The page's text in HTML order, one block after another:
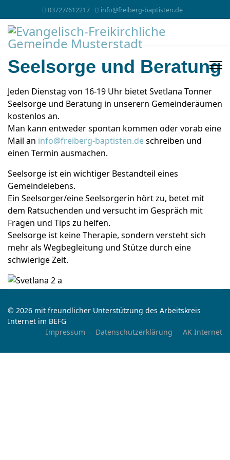
03727/612217 info@freiberg-baptisten.de
Seelsorge und Beratung
Jeden Dienstag von 16-19 Uhr bietet Svetlana Tonner
Seelsorge und Beratung in unserern Gemeinderäumen
kostenlos an.
Man kann entweder spontan kommen oder vorab eine
Mail an info@freiberg-baptisten.deschreiben und
einen Termin ausmachen.
Seelsorge ist ein wichtiger Bestandteil eines
Gemeindelebens.
Ein Seelsorger/eine Seelsorgerin hört zu, betet mit
dem Ratsuchenden und versucht im Gespräch mit
Fragen und Tips zu helfen.
Seelsorge ist keine Therapie, sondern versteht sich
mehr als Wegbegleitung und Stütze durch eine
schwierige Zeit.
© 2026 mit freundlicher Unterstützung des Arbeitskreis
Internet im BEFG
Impressum
Datenschutzerklärung AK Internet